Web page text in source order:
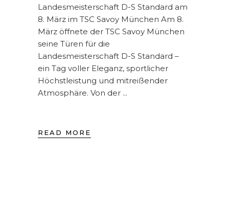
Landesmeisterschaft D-S Standard am
8. März im TSC Savoy München Am 8.
März öffnete der TSC Savoy München
seine Türen für die
Landesmeisterschaft D-S Standard –
ein Tag voller Eleganz, sportlicher
Höchstleistung und mitreißender
Atmosphäre. Von der
READ MORE